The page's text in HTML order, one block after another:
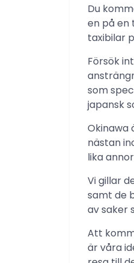
Du
en på en
taxibilar
Försök
som
japansk
Okinawa
nästan
lika
Vi gillar
samt de
av saker
Att
är våra